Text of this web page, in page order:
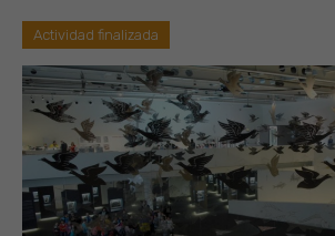
Actividad finalizada